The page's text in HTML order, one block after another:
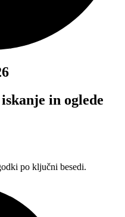
in oglede
po ključni besedi.